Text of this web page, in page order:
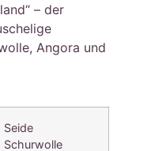
– der
Angora und
Seide
Schurwolle